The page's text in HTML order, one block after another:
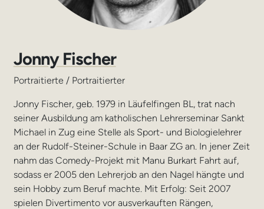
Jonny Fischer
Portraitierte / Portraitierter
Jonny Fischer, geb. 1979 in Läufelfingen BL, trat nach
seiner Ausbildung am katholischen Lehrerseminar Sankt
Michael in Zug eine Stelle als Sport- und Biologielehrer
an der Rudolf-Steiner-Schule in Baar ZG an. In jener Zeit
nahm das Comedy-Projekt mit Manu Burkart Fahrt auf,
sodass er 2005 den Lehrerjob an den Nagel hängte und
sein Hobby zum Beruf machte. Mit Erfolg: Seit 2007
spielen Divertimento vor ausverkauften Rängen,